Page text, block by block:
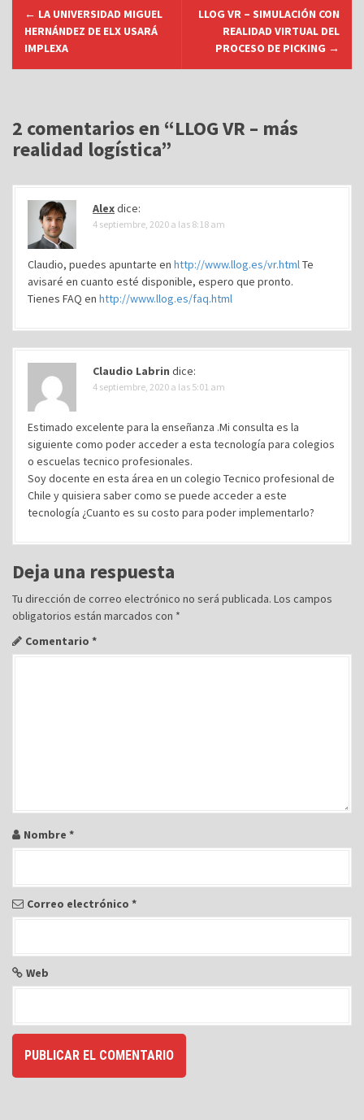
e
a
c
i
ó
r
← LA UNIVERSIDAD MIGUEL
HERNÁNDEZ DE ELX USARÁ
IMPLEXA
LLOG VR – SIMULACIÓN CON
REALIDAD VIRTUAL DEL
PROCESO DE PICKING →
2 comentarios en “LLOG VR – más
realidad logística”
Alexdice:
4 septiembre, 2020 a las 8:18 am
Claudio, puedes apuntarte en http://www.llog.es/vr.htmlTe
avisaré en cuanto esté disponible, espero que pronto.
Tienes FAQ en http://www.llog.es/faq.html
Claudio Labrin dice:
4 septiembre, 2020 a las 5:01 am
Estimado excelente para la enseñanza .Mi consulta es la
siguiente como poder acceder a esta tecnología para colegios
o escuelas tecnico profesionales.
Soy docente en esta área en un colegio Tecnico profesional de
Chile y quisiera saber como se puede acceder a este
tecnología ¿Cuanto es su costo para poder implementarlo?
Deja una respuesta
Tu dirección de correo electrónico no será publicada. Los campos
obligatorios están marcados con *
Comentario *
Nombre *
Correo electrónico *
Web